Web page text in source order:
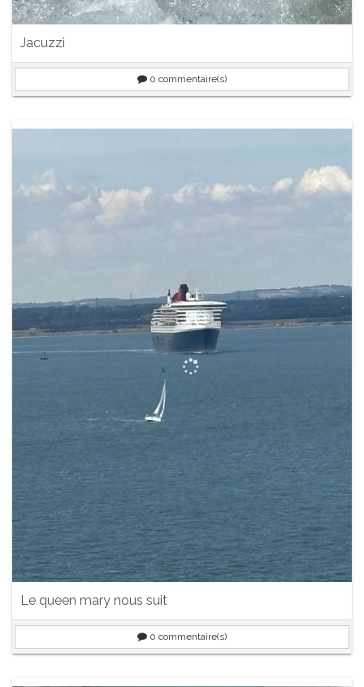
Jacuzzi
0 commentaire(s)
Le queen mary nous suit
0 commentaire(s)